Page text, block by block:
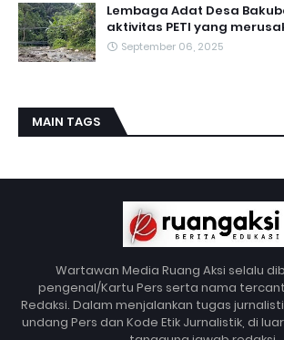
Lembaga Adat Desa
aktivitas PETI yang
September 06, 2025
MAIN TAGS
Wartawan Media Ruang Aksi selalu
pengenal/Kartu Pers serta nama
Redaksi. Dalam menjalankan tugas
undang Pers dan Kode Etik Jurnalistik, di